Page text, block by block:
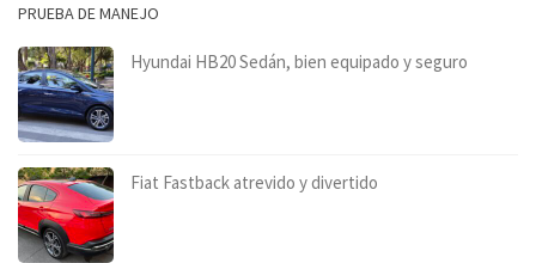
PRUEBA DE MANEJO
Hyundai HB20 Sedán, bien equipado y seguro
Fiat Fastback atrevido y divertido